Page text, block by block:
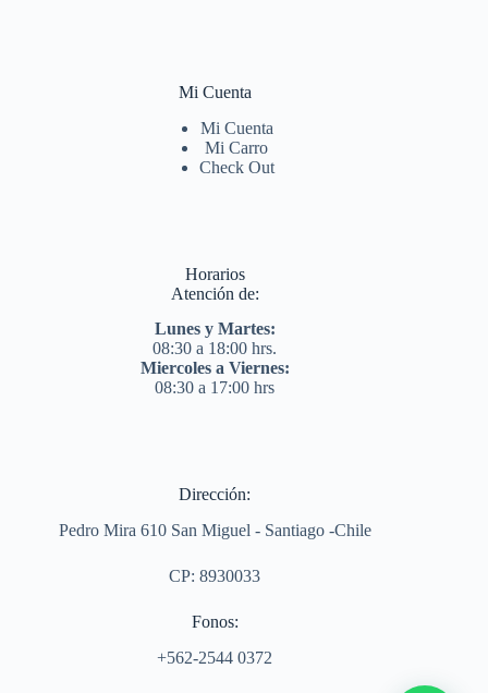
Mi Cuenta
Mi Cuenta
Mi Carro
Check Out
Horarios
Atención de:
Lunes y Martes:
08:30 a 18:00 hrs.
Miercoles a Viernes:
08:30 a 17:00 hrs
Dirección:
Pedro Mira 610 San Miguel - Santiago -Chile
CP: 8930033
Fonos:
+562-2544 0372